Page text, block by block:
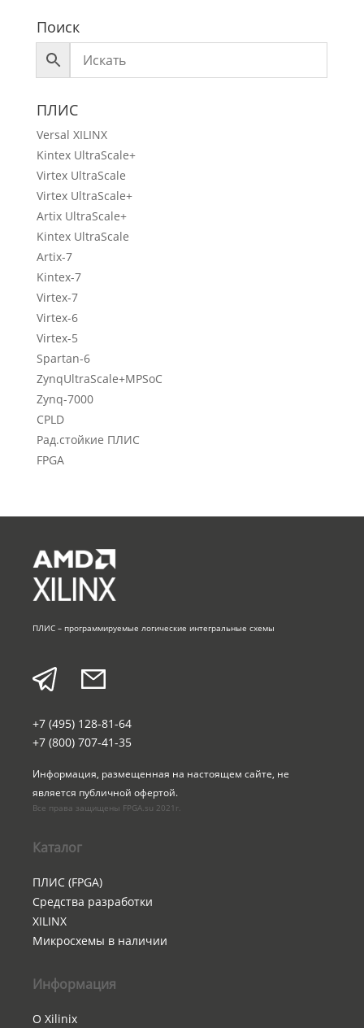
Поиск
ПЛИС
Versal XILINX
Kintex UltraScale+
Virtex UltraScale
Virtex UltraScale+
Artix UltraScale+
Kintex UltraScale
Artix-7
Kintex-7
Virtex-7
Virtex-6
Virtex-5
Spartan-6
ZynqUltraScale+MPSoC
Zynq-7000
CPLD
Рад.стойкие ПЛИС
FPGA
ПЛИС – программируемые логические интегральные схемы
+7 (495) 128-81-64
+7 (800) 707-41-35
Информация, размещенная на настоящем сайте, не
является публичной офертой.
Все права защищены FPGA.su 2021г.
Каталог
ПЛИС (FPGA)
Средства разработки
XILINX
Микросхемы в наличии
Информация
О Xilinix